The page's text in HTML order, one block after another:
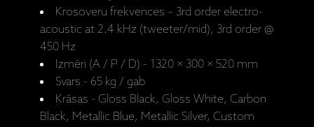
Krosoveru frekvences – 3rd order electro-
acoustic at 2.4 kHz (tweeter/mid), 3rd order @
450 Hz
Izmēri (A / P / D) - 1320 × 300 × 520 mm
Svars - 65 kg / gab
Krāsas - Gloss Black, Gloss White, Carbon
Black, Metallic Blue, Metallic Silver, Custom